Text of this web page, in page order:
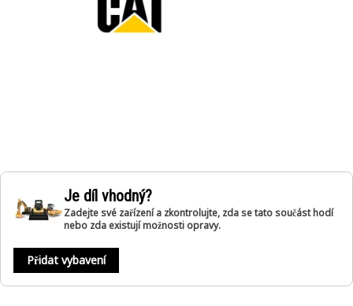
Je díl vhodný?
Zadejte své zařízení a zkontrolujte, zda se tato součást hodí
nebo zda existují možnosti opravy.
Přidat vybavení